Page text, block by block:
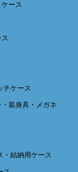
ース
チケース
装身具・メガネ
・結納用ケース